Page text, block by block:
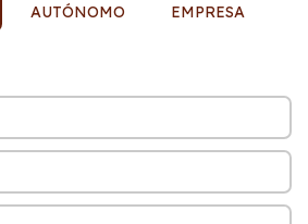
AUTÓNOMO EMPRESA